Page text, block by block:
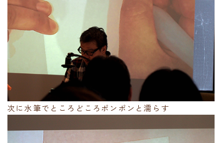
次に水筆でところどころポンポンと濡らす